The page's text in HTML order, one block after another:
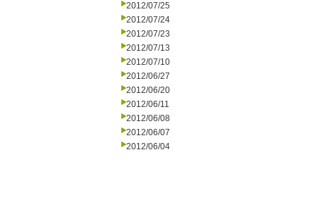
2012/07/25
2012/07/24
2012/07/23
2012/07/13
2012/07/10
2012/06/27
2012/06/20
2012/06/11
2012/06/08
2012/06/07
2012/06/04